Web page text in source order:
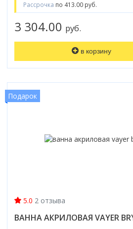
Рассрочка по 413.00 руб.
3 304.00 руб.
в корзину
Подарок
5.0 2 отзыва
ВАННА АКРИЛОВАЯ VAYER